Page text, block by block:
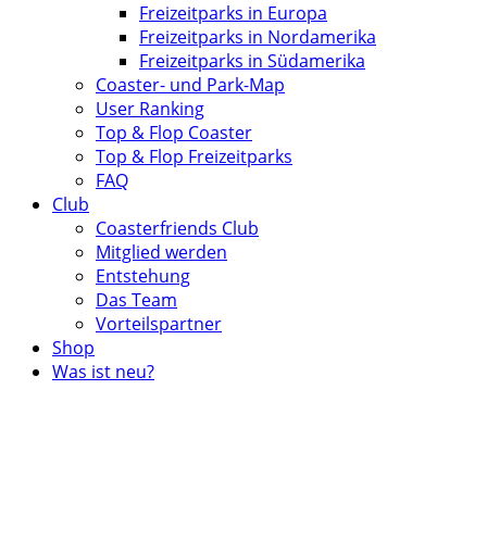
Freizeitparks in Europa
Freizeitparks in Nordamerika
Freizeitparks in Südamerika
Coaster- und Park-Map
User Ranking
Top & Flop Coaster
Top & Flop Freizeitparks
FAQ
Club
Coasterfriends Club
Mitglied werden
Entstehung
Das Team
Vorteilspartner
Shop
Was ist neu?